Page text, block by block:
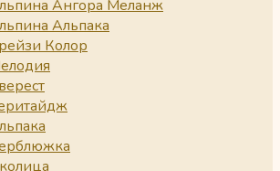
Ангора Меланж
Альпака
Колор